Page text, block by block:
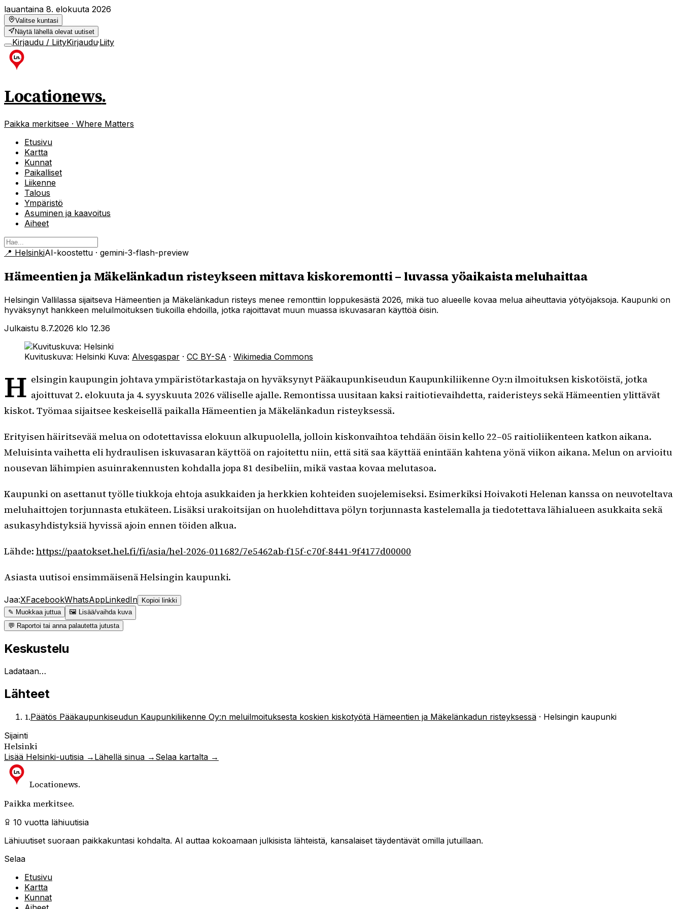
lauantaina 8. elokuuta 2026
Valitse kuntasi
Näytä lähellä olevat uutiset
Kirjaudu / LiityKirjaudu·Liity
Locationews.
Paikka merkitsee · Where Matters
Etusivu
Kartta
Kunnat
Paikalliset
Liikenne
Talous
Ympäristö
Asuminen ja kaavoitus
Aiheet
📍 HelsinkiAI-koostettu · gemini-3-flash-preview
Hämeentien ja Mäkelänkadun risteykseen mittava kiskoremontti – luvassa yöaikaista meluhaittaa
Helsingin Vallilassa sijaitseva Hämeentien ja Mäkelänkadun risteys menee remonttiin loppukesästä 2026, mikä tuo alueelle kovaa melua aiheuttavia yötyöjaksoja. Kaupunki on
hyväksynyt hankkeen meluilmoituksen tiukoilla ehdoilla, jotka rajoittavat muun muassa iskuvasaran käyttöä öisin.
Julkaistu 8.7.2026 klo 12.36
Kuvituskuva: Helsinki Kuva: Alvesgaspar · CC BY-SA · Wikimedia Commons
H elsingin kaupungin johtava ympäristötarkastaja on hyväksynyt Pääkaupunkiseudun Kaupunkiliikenne Oy:n ilmoituksen kiskotöistä, jotka
ajoittuvat 2. elokuuta ja 4. syyskuuta 2026 väliselle ajalle. Remontissa uusitaan kaksi raitiotievaihdetta, raideristeys sekä Hämeentien ylittävät
kiskot. Työmaa sijaitsee keskeisellä paikalla Hämeentien ja Mäkelänkadun risteyksessä.
Erityisen häiritsevää melua on odotettavissa elokuun alkupuolella, jolloin kiskonvaihtoa tehdään öisin kello 22–05 raitioliikenteen katkon aikana.
Meluisinta vaihetta eli hydraulisen iskuvasaran käyttöä on rajoitettu niin, että sitä saa käyttää enintään kahtena yönä viikon aikana. Melun on arvioitu
nousevan lähimpien asuinrakennusten kohdalla jopa 81 desibeliin, mikä vastaa kovaa melutasoa.
Kaupunki on asettanut työlle tiukkoja ehtoja asukkaiden ja herkkien kohteiden suojelemiseksi. Esimerkiksi Hoivakoti Helenan kanssa on neuvoteltava
meluhaittojen torjunnasta etukäteen. Lisäksi urakoitsijan on huolehdittava pölyn torjunnasta kastelemalla ja tiedotettava lähialueen asukkaita sekä
asukasyhdistyksiä hyvissä ajoin ennen töiden alkua.
Lähde: https://paatokset.hel.fi/fi/asia/hel-2026-011682/7e5462ab-f15f-c70f-8441-9f4177d00000
Asiasta uutisoi ensimmäisenä Helsingin kaupunki.
Jaa:XFacebookWhatsAppLinkedIn
Kopioi linkki
✎ Muokkaa juttua
🖼 Lisää/vaihda kuva
💬 Raportoi tai anna palautetta jutusta
Keskustelu
Ladataan…
Lähteet
1.Päätös Pääkaupunkiseudun Kaupunkiliikenne Oy:n meluilmoituksesta koskien kiskotyötä Hämeentien ja Mäkelänkadun risteyksessä· Helsingin kaupunki
Sijainti
Helsinki
Lisää Helsinki-uutisia → Lähellä sinua → Selaa kartalta →
Locationews.
Paikka merkitsee.
10 vuotta lähiuutisia
Lähiuutiset suoraan paikkakuntasi kohdalta. AI auttaa kokoamaan julkisista lähteistä, kansalaiset täydentävät omilla jutuillaan.
Selaa
Etusivu
Kartta
Kunnat